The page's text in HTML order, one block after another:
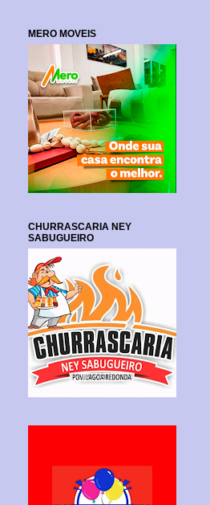
MERO MOVEIS
CHURRASCARIA NEY
SABUGUEIRO